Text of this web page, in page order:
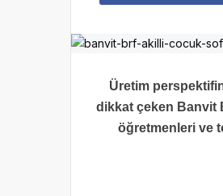
Üretim
dikkat çeken Banvit
öğretmenleri ve